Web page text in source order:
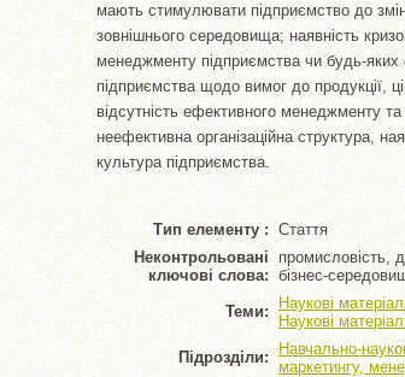
мають стимулювати підприємство до
зовнішнього середовища; наявність
менеджменту підприємства чи будь-яких
підприємства щодо вимог до продукції,
відсутність ефективного менеджменту
неефективна організаційна структура,
культура підприємства.
Тип елементу : Стаття
Неконтрольовані
ключові слова:
промисловість,
бізнес-
Теми:
Наукові
Наукові
Підрозділи:
Навчально-
маркетингу,